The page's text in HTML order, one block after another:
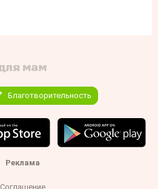
Благотворительность
Реклама
Соглашение